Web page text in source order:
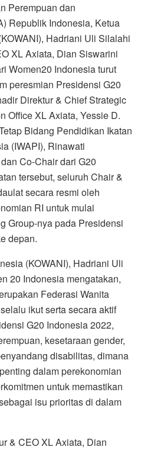
Perempuan dan
Republik Indonesia, Ketua
Hadriani Uli Silalahi
XL Axiata, Dian Siswarini
Women20 Indonesia turut
peresmian Presidensi G20
Direktur & Chief Strategic
Office XL Axiata, Yessie D.
Bidang Pendidikan Ikatan
(IWAPI), Rinawati
Co-Chair dari G20
tersebut, seluruh Chair &
secara resmi oleh
RI untuk mulai
Group-nya pada Presidensi
depan.
(KOWANI), Hadriani Uli
20 Indonesia mengatakan,
Federasi Wanita
ikut serta secara aktif
G20 Indonesia 2022,
kesetaraan gender,
disabilitas, dimana
dalam perekonomian
untuk memastikan
isu prioritas di dalam
& CEO XL Axiata, Dian